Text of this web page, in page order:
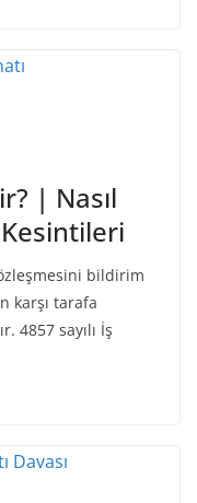
| Nasıl
Kesintileri
bildirim
karşı tarafa
4857 sayılı İş